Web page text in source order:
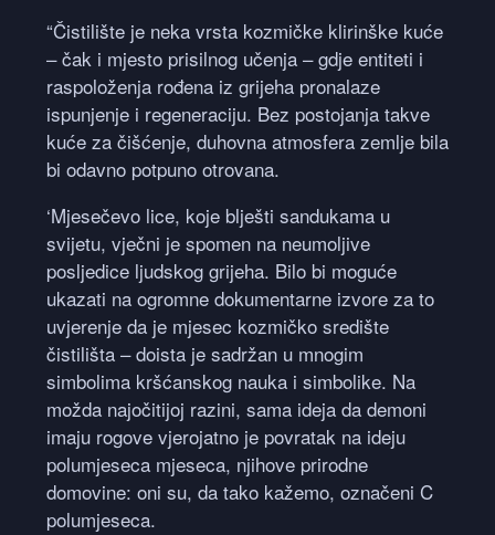
“Čistilište je neka vrsta kozmičke klirinške kuće
– čak i mjesto prisilnog učenja – gdje entiteti i
raspoloženja rođena iz grijeha pronalaze
ispunjenje i regeneraciju. Bez postojanja takve
kuće za čišćenje, duhovna atmosfera zemlje bila
bi odavno potpuno otrovana.
‘Mjesečevo lice, koje blješti sandukama u
svijetu, vječni je spomen na neumoljive
posljedice ljudskog grijeha. Bilo bi moguće
ukazati na ogromne dokumentarne izvore za to
uvjerenje da je mjesec kozmičko središte
čistilišta – doista je sadržan u mnogim
simbolima kršćanskog nauka i simbolike. Na
možda najočitijoj razini, sama ideja da demoni
imaju rogove vjerojatno je povratak na ideju
polumjeseca mjeseca, njihove prirodne
domovine: oni su, da tako kažemo, označeni C
polumjeseca.